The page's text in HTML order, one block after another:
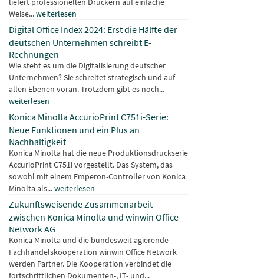
Weise...weiterlesen
Digital Office Index 2024: Erst die Hälfte der
deutschen Unternehmen schreibt E-
Rechnungen
Wie steht es um die Digitalisierung deutscher
Unternehmen? Sie schreitet strategisch und auf
allen Ebenen voran. Trotzdem gibt es noch...
weiterlesen
Konica Minolta AccurioPrint C751i-Serie:
Neue Funktionen und ein Plus an
Nachhaltigkeit
Konica Minolta hat die neue Produktionsdruckserie
AccurioPrint C751i vorgestellt. Das System, das
sowohl mit einem Emperon-Controller von Konica
Minolta als...weiterlesen
Zukunftsweisende Zusammenarbeit
zwischen Konica Minolta und winwin Office
Network AG
Konica Minolta und die bundesweit agierende
Fachhandelskooperation winwin Office Network
werden Partner. Die Kooperation verbindet die
fortschrittlichen Dokumenten-, IT- und...